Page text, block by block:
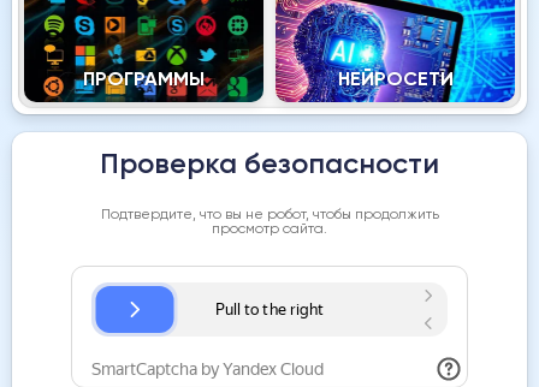
ПРОГРАММЫ НЕЙРОСЕТИ
Проверка безопасности
Подтвердите, что вы не робот, чтобы продолжить
просмотр сайта.